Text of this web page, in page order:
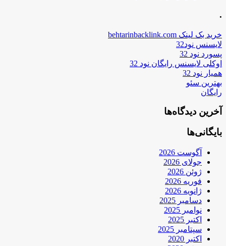
.
خرید بک لینک behtarinbacklink.com
لایسنس نود32
پسورد نود 32
اوکلی لایسنس رایگان نود 32
همیار نود 32
بهترین سئو
رایگان
آخرین دیدگاه‌ها
بایگانی‌ها
آگوست 2026
جولای 2026
ژوئن 2026
فوریه 2026
ژانویه 2026
دسامبر 2025
نوامبر 2025
اکتبر 2025
سپتامبر 2025
اکتبر 2020